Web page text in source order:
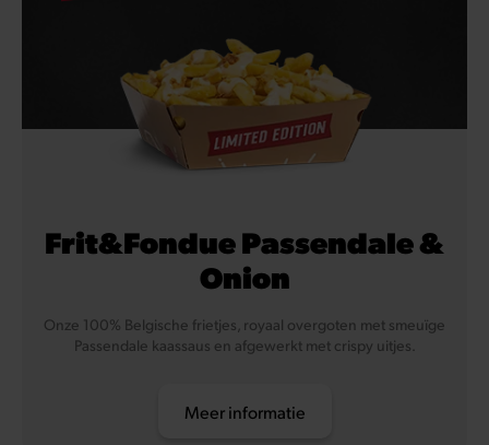
Frit&Fondue Passendale &
Onion
Onze 100% Belgische frietjes, royaal overgoten met smeuïge
Passendale kaassaus en afgewerkt met crispy uitjes.
Meer informatie